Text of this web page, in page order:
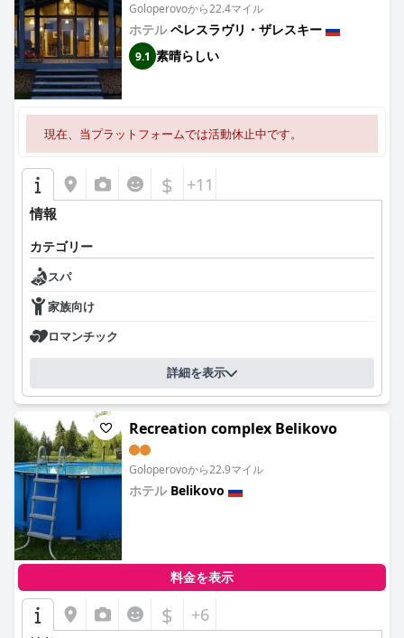
Goloperovoから22.4マイル
ホテルペレスラヴリ・ザレスキー
9.1 素晴らしい
現在、当プラットフォームでは活動休止中です。
$ +11
情報
カテゴリー
スパ
家族向け
ロマンチック
詳細を表示
Recreation complex Belikovo
Goloperovoから22.9マイル
ホテル Belikovo
料金を表示
$ +6